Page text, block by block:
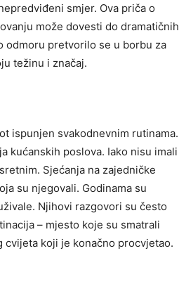
smjer. Ova priča o
može dovesti do dramatičnih
odmoru pretvorilo se u borbu za
težinu i značaj.
ispunjen svakodnevnim rutinama.
kućanskih poslova. Iako nisu imali
Sjećanja na zajedničke
su njegovali. Godinama su
Njihovi razgovori su često
– mjesto koje su smatrali
cvijeta koji je konačno procvjetao.